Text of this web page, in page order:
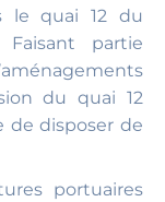
le quai 12 du
Faisant partie
du quai 12
disposer de
portuaires